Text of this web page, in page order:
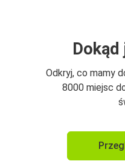
Dokąd
Odkryj, co mamy
8000 miejsc